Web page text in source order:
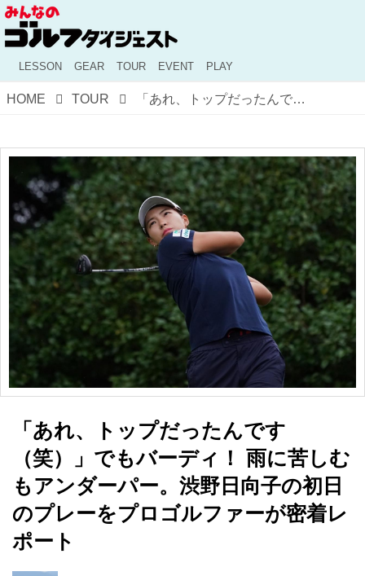
LESSON GEAR TOUR EVENT PLAY
HOME TOUR 「あれ、トップだったんです（笑）」でもバーディ！ 雨に苦しむもアンダーパー。渋野日向子の初日のプレーをプロゴルファーが密着レポート
「あれ、トップだったんです
（笑）」でもバーディ！ 雨に苦しむ
もアンダーパー。渋野日向子の初日
のプレーをプロゴルファーが密着レ
ポート